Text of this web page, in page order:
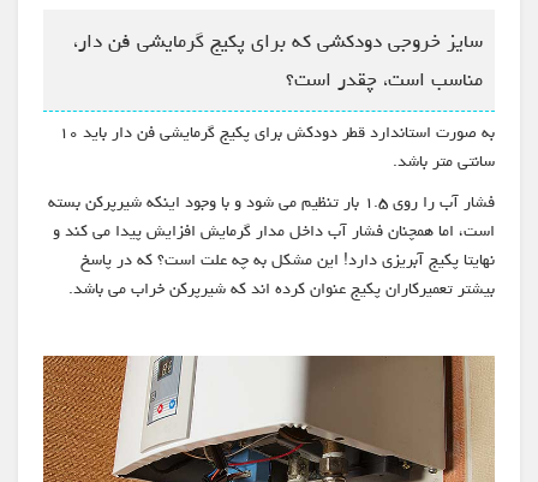
سایز خروجی دودکشی که برای پکیج گرمایشی فن دار،
مناسب است، چقدر است؟
به صورت استاندارد قطر دودکش برای پکیج گرمایشی فن دار باید ۱۰
سانتی متر باشد.
فشار آب را روی ۱.۵ بار تنظیم می شود و با وجود اینکه شیرپرکن بسته
است، اما همچنان فشار آب داخل مدار گرمایش افزایش پیدا می کند و
نهایتا پکیج آبریزی دارد! این مشکل به چه علت است؟ که در پاسخ
بیشتر تعمیرکاران پکیج عنوان کرده اند که شیرپرکن خراب می باشد.